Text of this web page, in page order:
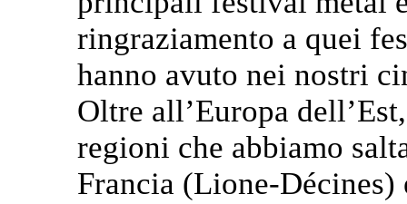
ringraziamento a quei
hanno avuto nei nostri
Oltre all’Europa
regioni che abbiamo
Francia (Lione-